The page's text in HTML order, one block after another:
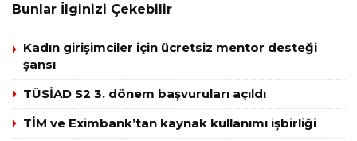
Bunlar İlginizi Çekebilir
Kadın girişimciler için ücretsiz mentor desteği
şansı
TÜSİAD S2 3. dönem başvuruları açıldı
TİM ve Eximbank’tan kaynak kullanımı işbirliği